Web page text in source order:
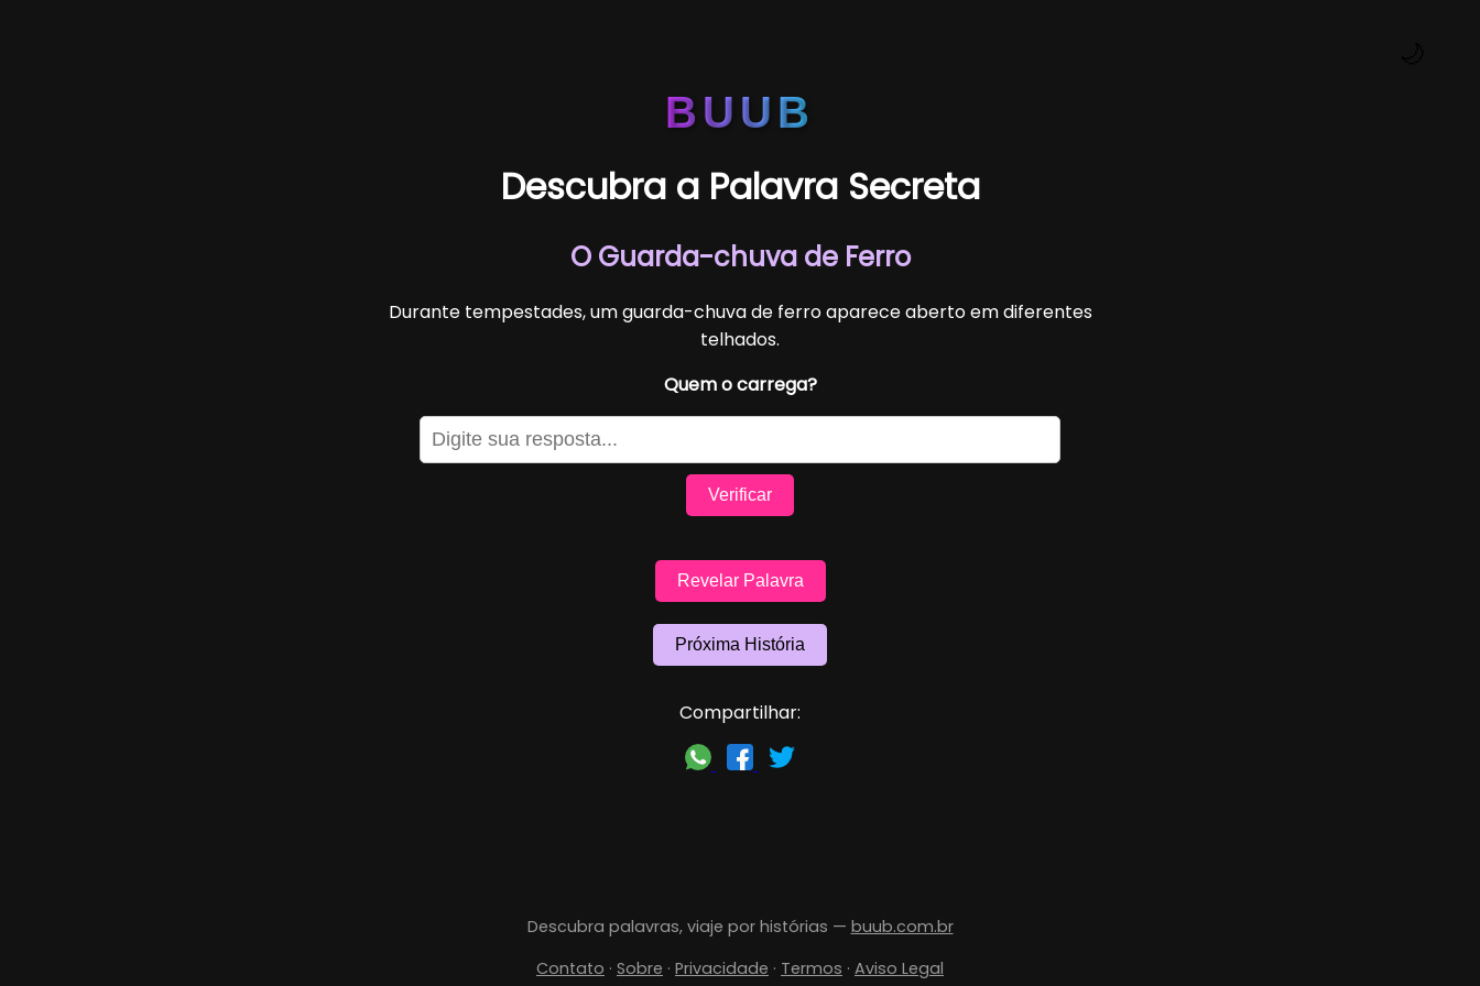
BUUB
Descubra a Palavra Secreta
O Guarda-chuva de Ferro
Durante tempestades, um guarda-chuva de ferro aparece aberto em diferentes
telhados.
Quem o carrega?
Verificar
Revelar Palavra
Próxima História
Compartilhar:
Descubra palavras, viaje por histórias — buub.com.br
Contato · Sobre · Privacidade · Termos · Aviso Legal